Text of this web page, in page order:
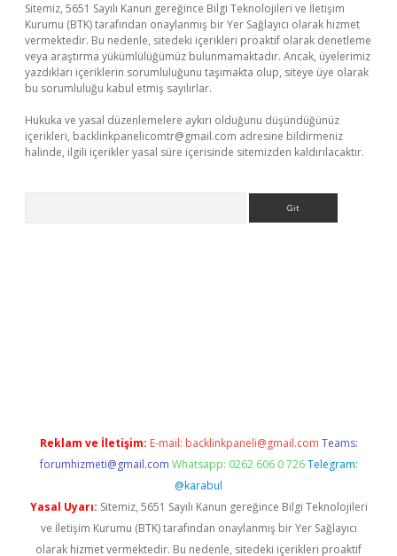
Sitemiz, 5651 Sayılı Kanun gereğince Bilgi Teknolojileri ve İletişim
Kurumu (BTK) tarafından onaylanmış bir Yer Sağlayıcı olarak hizmet
vermektedir. Bu nedenle, sitedeki içerikleri proaktif olarak denetleme
veya araştırma yükümlülüğümüz bulunmamaktadır. Ancak, üyelerimiz
yazdıkları içeriklerin sorumluluğunu taşımakta olup, siteye üye olarak
bu sorumluluğu kabul etmiş sayılırlar.
Hukuka ve yasal düzenlemelere aykırı olduğunu düşündüğünüz
içerikleri, backlinkpanelicomtr@gmail.com adresine bildirmeniz
halinde, ilgili içerikler yasal süre içerisinde sitemizden kaldırılacaktır.
Reklam ve İletişim: E-mail: backlinkpaneli@gmail.com Teams:
forumhizmeti@gmail.com Whatsapp: 0262 606 0 726 Telegram:
@karabul
Yasal Uyarı: Sitemiz, 5651 Sayılı Kanun gereğince Bilgi Teknolojileri
ve İletişim Kurumu (BTK) tarafından onaylanmış bir Yer Sağlayıcı
olarak hizmet vermektedir. Bu nedenle, sitedeki içerikleri proaktif